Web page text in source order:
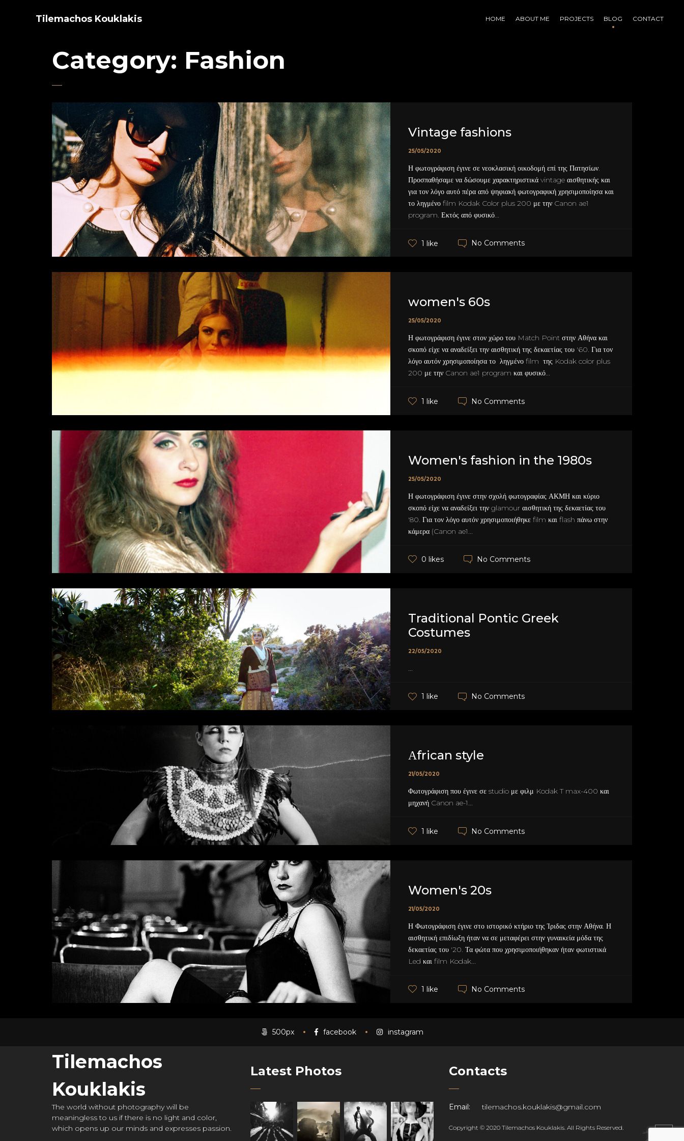
Tilemachos Kouklakis HOME ABOUT ME PROJECTS BLOG CONTACT
Category: Fashion
Vintage fashions
25/05/2020
Η φωτογράφιση έγινε σε νεοκλασική οικοδομή επί της Πατησίων.
Προσπαθήσαμε να δώσουμε χαρακτηριστικά vintage αισθητικής και
για τον λόγο αυτό πέρα από ψηφιακή φωτογραφική χρησιμοποίησα και
το ληγμένο film Kodak Color plus 200 με την Canon ae1
program. Εκτός από φυσικό...
1 like No Comments
women's 60s
25/05/2020
Η φωτογράφιση έγινε στον χώρο του Match Point στην Αθήνα και
σκοπό είχε να αναδείξει την αισθητική της δεκαετίας του '60. Για τον
λόγο αυτόν χρησιμοποίησα το ληγμένο film της Kodak color plus
200 με την Canon ae1 program και φυσικό...
1 like No Comments
Women's fashion in the 1980s
25/05/2020
Η φωτογράφιση έγινε στην σχολή φωτογραφίας ΑΚΜΗ και κύριο
σκοπό είχε να αναδείξει την glamour αισθητική της δεκαετίας του
'80. Για τον λόγο αυτόν χρησιμοποιήθηκε film και flash πάνω στην
κάμερα (Canon ae1...
0 likes No Comments
Traditional Pontic Greek
Costumes
22/05/2020
...
1 like No Comments
Αfrican style
21/05/2020
Φωτογράφιση που έγινε σε studio με φιλμ Kodak T max-400 και
μηχανή Canon ae-1...
1 like No Comments
Women's 20s
21/05/2020
Η Φωτογράφιση έγινε στο ιστορικό κτήριο της Ίριδας στην Αθήνα. Η
αισθητική επιδίωξη ήταν να σε μεταφέρει στην γυναικεία μόδα της
δεκαετίας του '20. Τα φώτα που χρησιμοποιήθηκαν ήταν φωτιστικά
Led και film Kodak...
1 like No Comments
500px facebook instagram
Tilemachos
Kouklakis
The world without photography will be
meaningless to us if there is no light and color,
which opens up our minds and expresses passion.
Latest Photos Contacts
Email: tilemachos.kouklakis@gmail.com
Copyright © 2020 Tilemachos Kouklakis. All Rights Reserved.